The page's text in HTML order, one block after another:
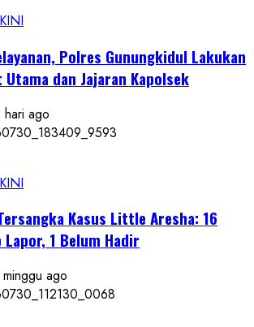
Polres Gunungkidul Lakukan
dan Jajaran Kapolsek
ago
Kasus Little Aresha: 16
1 Belum Hadir
ago